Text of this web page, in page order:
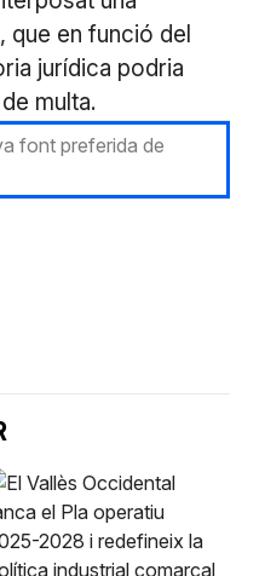
que en funció del
jurídica podria
multa.
font preferida de